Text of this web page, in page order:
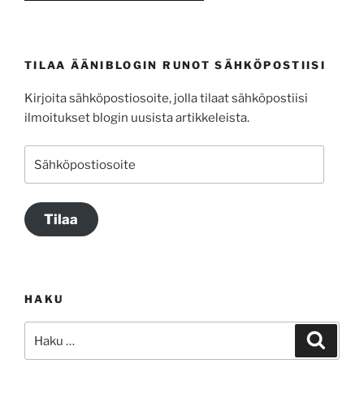
TILAA ÄÄNIBLOGIN RUNOT SÄHKÖPOSTIISI
Kirjoita sähköpostiosoite, jolla tilaat sähköpostiisi
ilmoitukset blogin uusista artikkeleista.
Tilaa
HAKU